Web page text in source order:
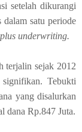
setelah dikurangi
satu periode
underwriting.
terjalin sejak 2012
Tebukti
yang disalurkan
dana Rp.847 Juta.